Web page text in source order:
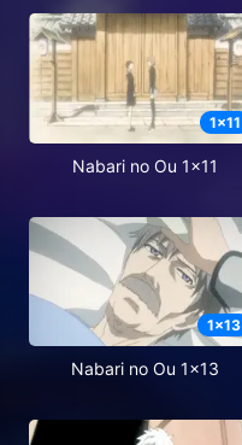
1x11
Nabari no Ou 1x11
1x13
Nabari no Ou 1x13